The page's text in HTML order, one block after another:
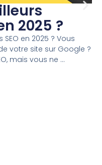
2025 ?
en 2025 ? Vous
votre site sur Google ?
mais vous ne ...